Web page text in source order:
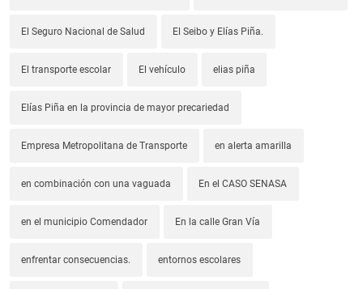
El Seguro Nacional de Salud El Seibo y Elías Piña.
El transporte escolar El vehículo elias piña
Elías Piña en la provincia de mayor precariedad
Empresa Metropolitana de Transporte en alerta amarilla
en combinación con una vaguada En el CASO SENASA
en el municipio Comendador En la calle Gran Vía
enfrentar consecuencias. entornos escolares